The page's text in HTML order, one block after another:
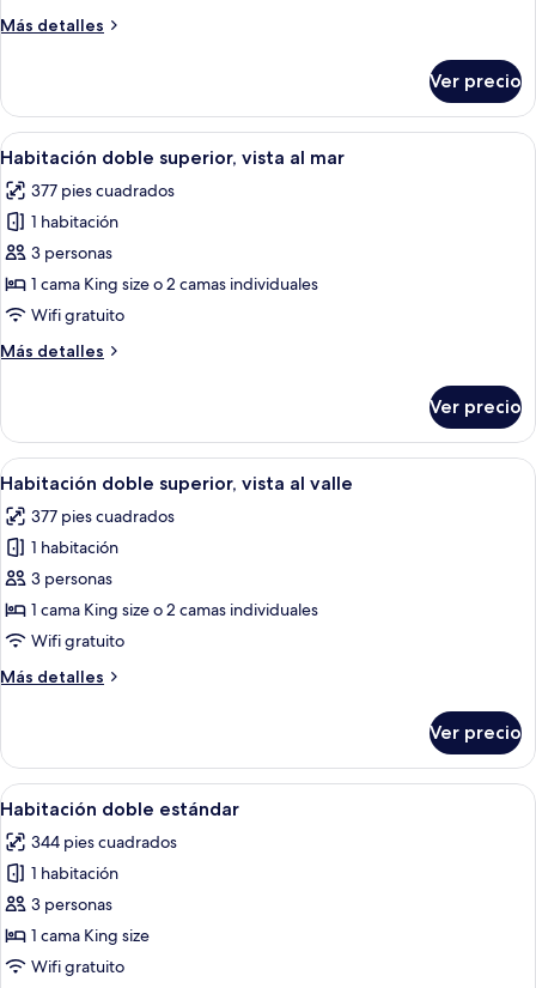
vista
montaña
Más detalles
Más
triple
Deluxe,
vista
la
montaña
Ver precio
Abrir
todas
las
fotos
de
Habitación
doble
vista
Habitación de hotel con dos camas,
9
Habitación doble superior, vista al mar
377 pies cuadrados
1 habitación
3 personas
1 cama King size o 2 camas individuales
Wifi gratuito
Más detalles
Más
doble
superior,
vista
mar
Ver precio
Abrir
todas
las
fotos
de
Habitación
doble
vista
Habitación de hotel con una cama
7
Habitación doble superior, vista al valle
377 pies cuadrados
1 habitación
3 personas
1 cama King size o 2 camas individuales
Wifi gratuito
Más detalles
Más
doble
superior,
vista
valle
Ver precio
Abrir
todas
las
fotos
de
Habitación
doble
Habitación de hotel con una cama
5
Habitación doble estándar
344 pies cuadrados
1 habitación
3 personas
1 cama King size
Wifi gratuito